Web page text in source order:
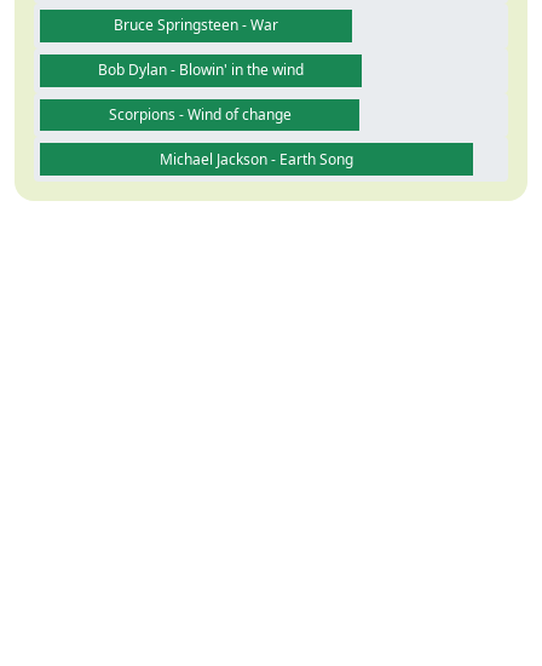
Bruce Springsteen - War
Bob Dylan - Blowin' in the wind
Scorpions - Wind of change
Michael Jackson - Earth Song